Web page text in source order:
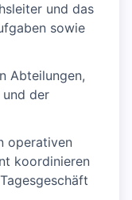
und das
sowie
Abteilungen,
und der
operativen
koordinieren